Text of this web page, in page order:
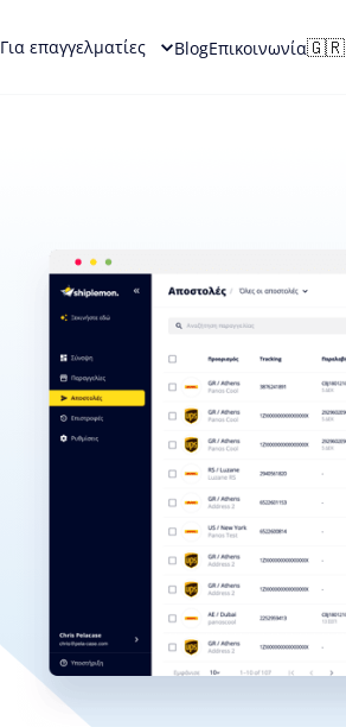
Για επαγγελματίες BlogΕπικοινωνία🇬🇷